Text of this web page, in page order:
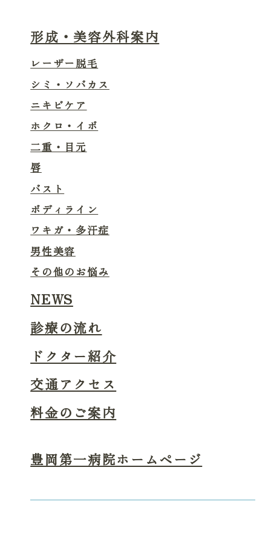
形成・美容外科案内
レーザー脱毛
シミ・ソバカス
ニキビケア
ホクロ・イボ
二重・目元
唇
バスト
ボディライン
ワキガ・多汗症
男性美容
その他のお悩み
NEWS
診療の流れ
ドクター紹介
交通アクセス
料金のご案内
豊岡第一病院ホームページ